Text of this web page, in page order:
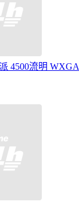
4500流明